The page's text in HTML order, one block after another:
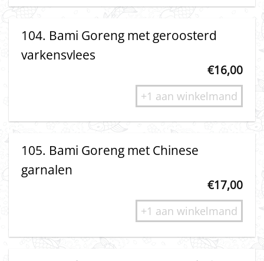
104. Bami Goreng met geroosterd
varkensvlees
€16,00
+1 aan winkelmand
105. Bami Goreng met Chinese
garnalen
€17,00
+1 aan winkelmand